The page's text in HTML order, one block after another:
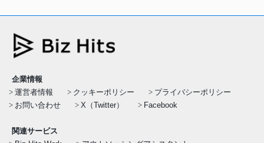
企業情報
運営者情報
クッキーポリシー
プライバシーポリシー
お問い合わせ
X（Twitter） Facebook
関連サービス